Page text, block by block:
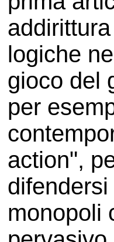
logiche
gioco del
per
action",
monopoli